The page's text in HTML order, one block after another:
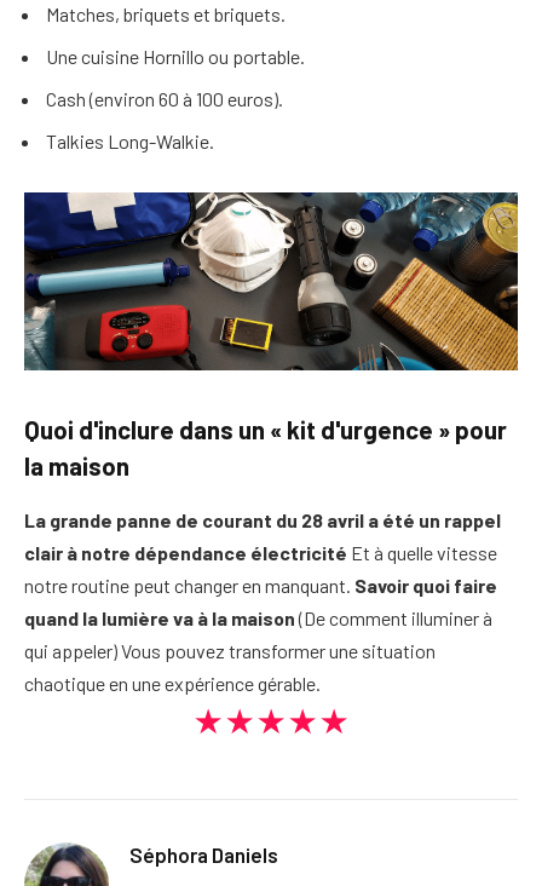
Matches, briquets et briquets.
Une cuisine Hornillo ou portable.
Cash (environ 60 à 100 euros).
Talkies Long-Walkie.
Quoi d'inclure dans un « kit d'urgence » pour
la maison
La grande panne de courant du 28 avril a été un rappel
clair à notre dépendance électricité Et à quelle vitesse
notre routine peut changer en manquant. Savoir quoi faire
quand la lumière va à la maison(De comment illuminer à
qui appeler) Vous pouvez transformer une situation
chaotique en une expérience gérable.
★★★★★
Séphora Daniels